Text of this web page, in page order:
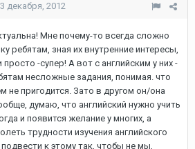
3 декабря, 2012
Мне почему-то всегда сложно
ребятам, зная их внутренние интересы,
-супер! А вот с английским у них -
несложные задания, понимая. что
не пригодится. Зато в другом он/она
думаю, что английский нужно учить
и появится желание у многих, а
трудности изучения английского
к этому так, чтобы не мы,